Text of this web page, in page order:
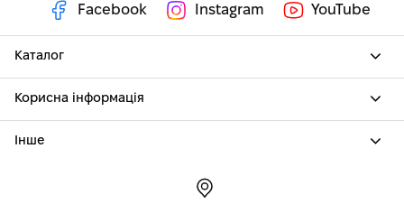
Facebook Instagram YouTube
Каталог
Корисна інформація
Інше